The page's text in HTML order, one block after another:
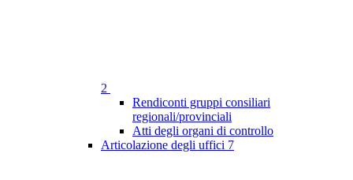
2
Rendiconti gruppi consiliari
regionali/provinciali
Atti degli organi di controllo
Articolazione degli uffici 7